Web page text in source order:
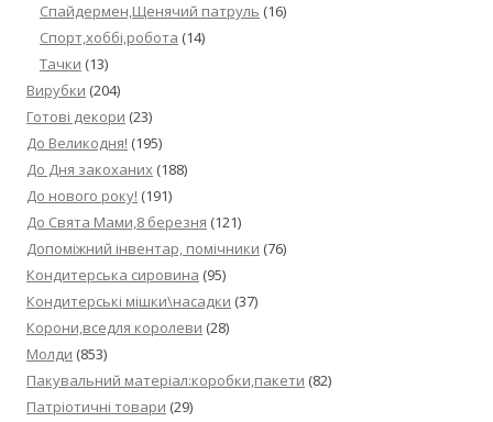
Спайдермен,Щенячий патруль (16)
Спорт,хоббі,робота (14)
Тачки (13)
Вирубки (204)
Готові декори (23)
До Великодня! (195)
До Дня закоханих (188)
До нового року! (191)
До Свята Мами,8 березня (121)
Допоміжний інвентар, помічники (76)
Кондитерська сировина (95)
Кондитерські мішки\насадки (37)
Корони,вседля королеви (28)
Молди (853)
Пакувальний матеріал:коробки,пакети (82)
Патріотичні товари (29)